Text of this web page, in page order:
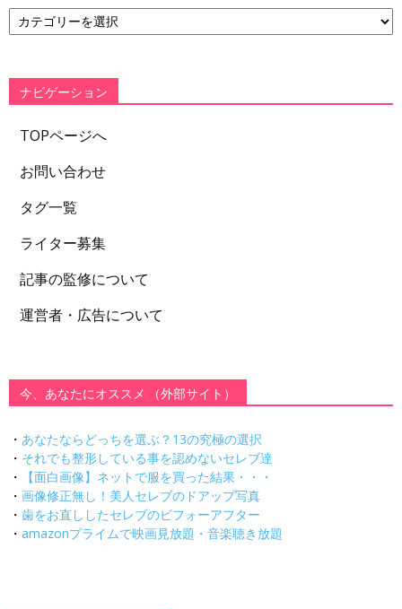
カ
テ
ー
ナビゲーション
TOPページへ
お問い合わせ
タグ一覧
ライター募集
記事の監修について
運営者・広告について
今、あなたにオススメ （外部サイト）
・ あなたならどっちを選ぶ？13の究極の選択
・ それでも整形している事を認めないセレブ達
・
【面白画像】ネットで服を買った結果・・・
・ 画像修正無し！美人セレブのドアップ写真
・ 歯をお直ししたセレブのビフォーアフター
・ amazonプライムで映画見放題・音楽聴き放題